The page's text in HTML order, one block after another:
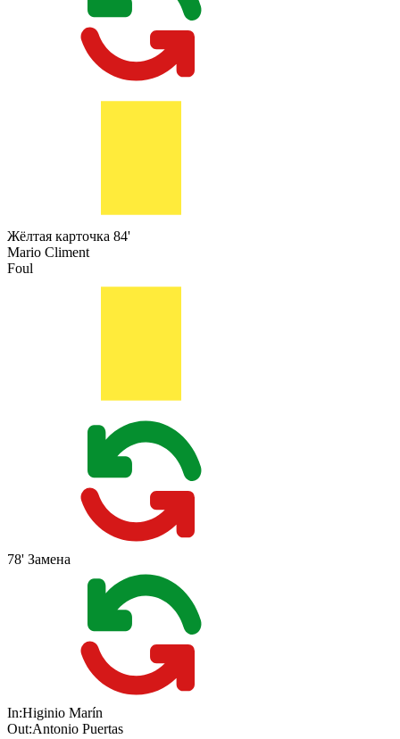
Жёлтая карточка 84'
Mario Climent
Foul
78' Замена
In:Higinio Marín
Out:Antonio Puertas